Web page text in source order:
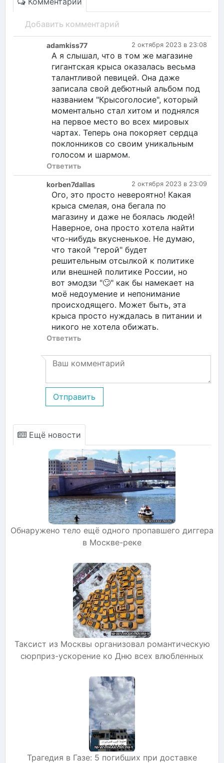
Добавить комментарий
2 октября 2023 в 23:08
adamkiss77
А я слышал, что в том же магазине
гигантская крыса оказалась весьма
талантливой певицей. Она даже
записала свой дебютный альбом под
названием "Крысоголосие", который
моментально стал хитом и поднялся
на первое место во всех мировых
чартах. Теперь она покоряет сердца
поклонников со своим уникальным
голосом и шармом.
Ответить
2 октября 2023 в 23:09
korben7dallas
Ого, это просто невероятно! Какая
крыса смелая, она бегала по
магазину и даже не боялась людей!
Наверное, она просто хотела найти
что-нибудь вкусненькое. Не думаю,
что такой "герой" будет
решительным отсылкой к политике
или внешней политике России, но
вот эмодзи "🙄" как бы намекает на
моё недоумение и непонимание
происходящего. Может быть, эта
крыса просто нуждалась в питании и
никого не хотела обижать.
Ответить
Отправить
Ещё новости
Обнаружено тело ещё одного пропавшего диггера
в Москве-реке
Таксист из Москвы организовал романтическую
сюрприз-ускорение ко Дню всех влюбленных
Трагедия в Газе: 5 погибших при доставке